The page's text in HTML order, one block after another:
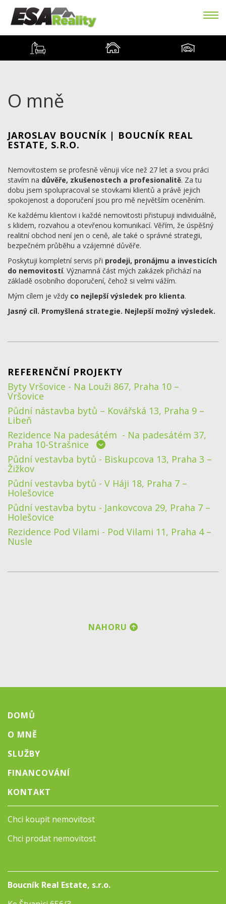
O mně
JAROSLAV BOUCNÍK | BOUCNÍK REAL
ESTATE, S.R.O.
Nemovitostem se profesně věnuji více než 27 let a svou práci
stavím na důvěře, zkušenostech a profesionalitě. Za tu
dobu jsem spolupracoval se stovkami klientů a právě jejich
spokojenost a doporučení jsou pro mě největším oceněním.
Ke každému klientovi i každé nemovitosti přistupuji individuálně,
s klidem, rozvahou a otevřenou komunikací. Věřím, že úspěšný
realitní obchod není jen o ceně, ale také o správné strategii,
bezpečném průběhu a vzájemné důvěře.
Poskytuji kompletní servis při prodeji, pronájmu a investicích
do nemovitostí. Významná část mých zakázek přichází na
základě osobního doporučení, čehož si velmi vážím.
Mým cílem je vždy co nejlepší výsledek pro klienta.
Jasný cíl. Promyšlená strategie. Nejlepší možný výsledek.
REFERENČNÍ PROJEKTY
Byty Vršovice - Na Louži 867, Praha 10 –
Vršovice
Půdní nástavba bytů – Kovářská 13, Praha 9 –
Libeň
Rezidence Na padesátém - Na padesátém 37,
Praha 10-Strašnice
Půdní vestavba bytů - Biskupcova 13, Praha 3 –
Žižkov
Půdní vestavba bytů - V Háji 18, Praha 7 –
Holešovice
Půdní vestavba bytu - Jankovcova 29, Praha 7 –
Holešovice
Rezidence Pod Vilami - Pod Vilami 11, Praha 4 –
Nusle
NAHORU
DOMŮ
O MNĚ
SLUŽBY
FINANCOVÁNÍ
KONTAKT
Chci koupit nemovitost
Chci prodat nemovitost
Boucník Real Estate, s.r.o.